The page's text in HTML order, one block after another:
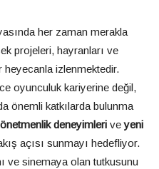
her zaman merakla
projeleri, hayranları ve
heyecanla izlenmektedir.
oyunculuk kariyerine değil,
önemli katkılarda bulunma
deneyimleri veyeni
açısı sunmayı hedefliyor.
ve sinemaya olan tutkusunu